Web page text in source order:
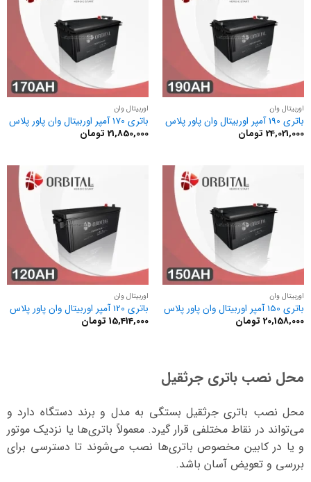
اوربیتال وان
باتری 190 آمپر اوربیتال وان پاور پلاس
24,021,000 تومان
اوربیتال وان
باتری 170 آمپر اوربیتال وان پاور پلاس
21,850,000 تومان
اوربیتال وان
باتری 150 آمپر اوربیتال وان پاور پلاس
20,158,000 تومان
اوربیتال وان
باتری 120 آمپر اوربیتال وان پاور پلاس
15,414,000 تومان
محل نصب باتری جرثقیل
محل نصب باتری جرثقیل بستگی به مدل و برند دستگاه دارد و
می‌تواند در نقاط مختلفی قرار گیرد. معمولاً باتری‌ها یا نزدیک موتور
و یا در کابین مخصوص باتری‌ها نصب می‌شوند تا دسترسی برای
بررسی و تعویض آسان باشد.